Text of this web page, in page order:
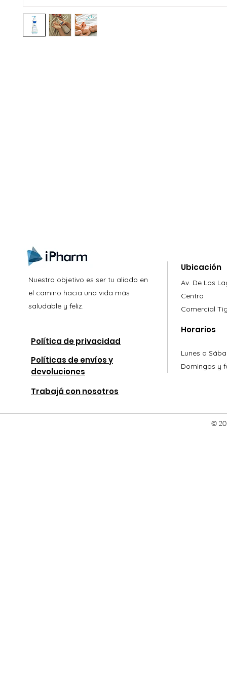
Nuestro objetivo es ser tu aliado en
el camino hacia una vida más
saludable y feliz.
Política de privacidad
Políticas de envíos y
devoluciones
Trabajá con nosotros
Ubicación
Av. De Los
Centro
Comercial
Horarios
Lunes a
Domingos y
©